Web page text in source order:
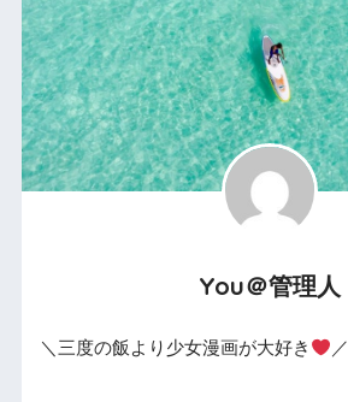
You＠管理人
＼三度の飯より少女漫画が大好き ／